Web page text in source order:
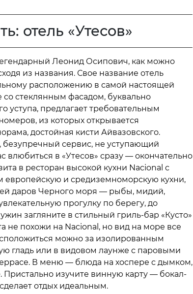
отель «Утесов»
Леонид Осипович, как можно
из названия. Свое название отель
расположению в самой настоящей
со стеклянным фасадом, буквально
уступа, предлагает требовательным
из которых открывается
достойная кисти Айвазовского.
сервис, не уступающий
влюбиться в «Утесов» сразу — окончательно
в ресторан высокой кухни Nacional с
и средиземноморскую кухни,
даров Черного моря — рыбы, мидий,
прогулку по берегу, до
загляните в стильный гриль-бар «Кусто»
не похожи на Nacional, но вид на море все
можно за изолированным
гладь или в видовом лаунже с паровыми
В меню — блюда на хоспере с дымком,
Пристально изучите винную карту — бокал-
отдых идеальным.